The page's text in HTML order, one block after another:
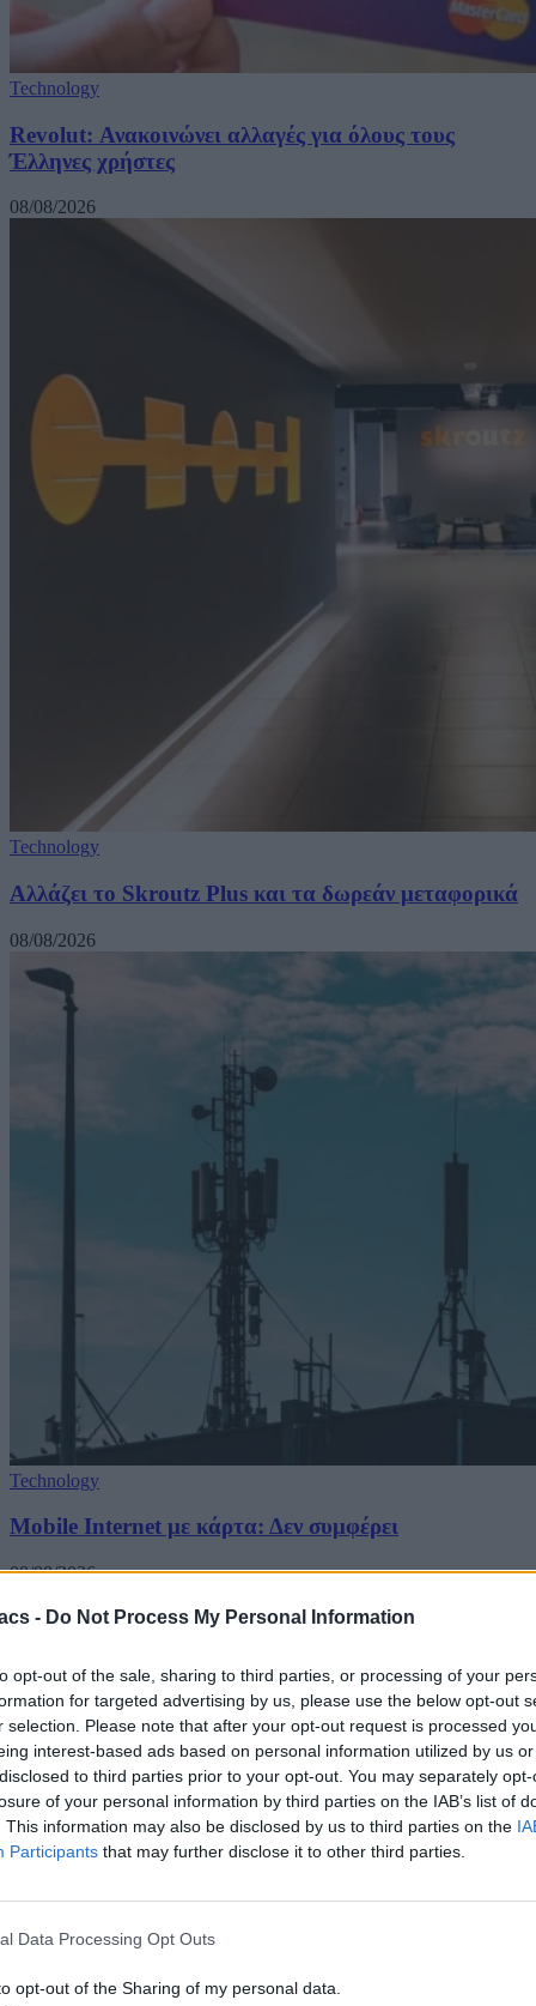
- Do Not Process My Personal Information
opt-out of the sale, sharing to third parties, or processing of your
for targeted advertising by us, please use the below opt-out
selection. Please note that after your opt-out request is processed
interest-based ads based on personal information utilized by us
to third parties prior to your opt-out. You may separately
of your personal information by third parties on the IAB’s list of
This information may also be disclosed by us to third parties on the
Participants that may further disclose it to other third parties.
Data Processing Opt Outs
opt-out of the Sharing of my personal data.
Technology
Revolut: Ανακοινώνει αλλαγές για όλους τους
Έλληνες χρήστες
08/08/2026
Technology
Αλλάζει το Skroutz Plus και τα δωρεάν μεταφορικά
08/08/2026
Technology
Mobile Internet με κάρτα: Δεν συμφέρει
08/08/2026